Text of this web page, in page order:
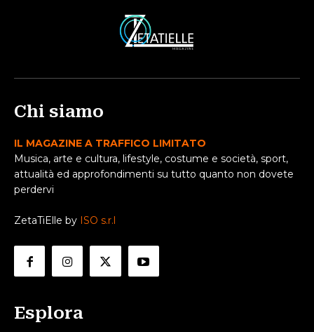
Chi siamo
IL MAGAZINE A TRAFFICO LIMITATO
Musica, arte e cultura, lifestyle, costume e società, sport,
attualità ed approfondimenti su tutto quanto non dovete
perdervi
ZetaTiElle by ISO s.r.l
Esplora